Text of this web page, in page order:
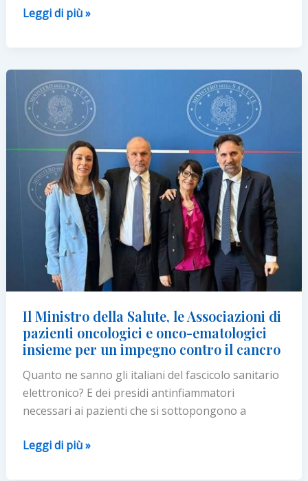
Al
primo
laboratorio
di
idee,
progetti
e
proposte
per
persone
tumori
metastatici
Leggi di più »
Il Ministro della Salute, le Associazioni di
pazienti oncologici e onco-ematologici
insieme per un impegno contro il cancro
Quanto ne sanno gli italiani del fascicolo sanitario
elettronico? E dei presidi antinfiammatori
necessari ai pazienti che si sottopongono a
Il
Leggi di più »